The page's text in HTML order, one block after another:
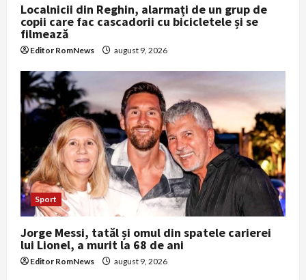
Localnicii din Reghin, alarmați de un grup de
copii care fac cascadorii cu bicicletele și se
filmează
Editor RomNews august 9, 2026
Sport
Jorge Messi, tatăl și omul din spatele carierei
lui Lionel, a murit la 68 de ani
Editor RomNews august 9, 2026